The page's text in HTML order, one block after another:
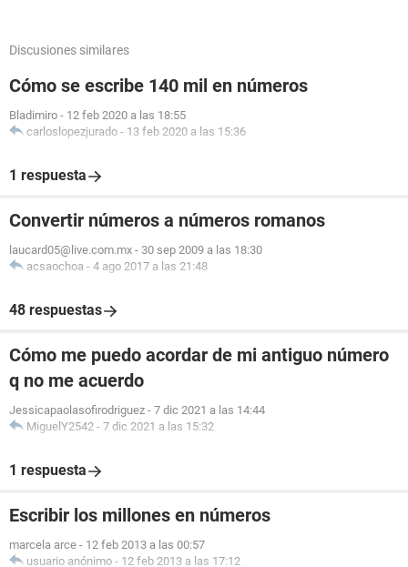
Discusiones similares
Cómo se escribe 140 mil en números
Bladimiro - 12 feb 2020 a las 18:55
carloslopezjurado - 13 feb 2020 a las 15:36
1 respuesta
Convertir números a números romanos
laucard05@live.com.mx - 30 sep 2009 a las 18:30
acsaochoa - 4 ago 2017 a las 21:48
48 respuestas
Cómo me puedo acordar de mi antiguo número
q no me acuerdo
Jessicapaolasofirodriguez - 7 dic 2021 a las 14:44
MiguelY2542 - 7 dic 2021 a las 15:32
1 respuesta
Escribir los millones en números
marcela arce - 12 feb 2013 a las 00:57
usuario anónimo - 12 feb 2013 a las 17:12